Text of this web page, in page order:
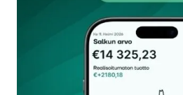
Kommentti*